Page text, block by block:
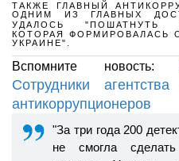
ТАКЖЕ ГЛАВНЫЙ
ОДНИМ ИЗ ГЛАВНЫХ
УДАЛОСЬ "ПОШАТНУТЬ
КОТОРАЯ ФОРМИРОВАЛАСЬ
УКРАИНЕ".
Вспомните новость:
Сотрудники
антикоррупционеров
"За три года 200
не смогла сделать